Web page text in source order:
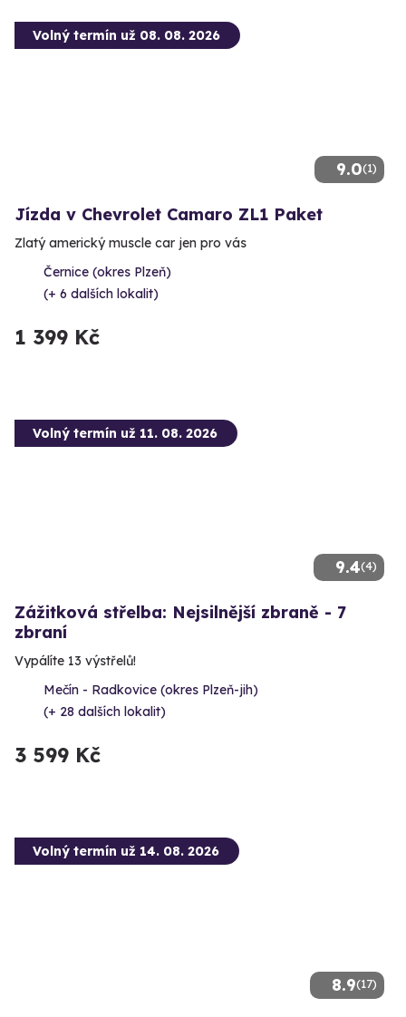
9.0(1)
Volný termín už 08. 08. 2026
Jízda v Chevrolet Camaro ZL1 Paket
Zlatý americký muscle car jen pro vás
Černice (okres Plzeň)
(+ 6 dalších lokalit)
1 399 Kč
9.4(4)
Volný termín už 11. 08. 2026
Zážitková střelba: Nejsilnější zbraně - 7
zbraní
Vypálíte 13 výstřelů!
Mečín - Radkovice (okres Plzeň-jih)
(+ 28 dalších lokalit)
3 599 Kč
8.9(17)
Volný termín už 14. 08. 2026